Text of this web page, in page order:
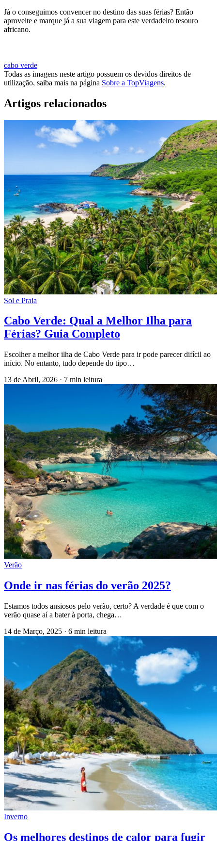
Já o conseguimos convencer no destino das suas férias? Então
aproveite e marque já a sua viagem para este verdadeiro tesouro
africano.
cabo verde
Todas as imagens neste artigo possuem os devidos direitos de
utilização, saiba mais na página Sobre a TopViagens.
Artigos relacionados
Sol e Praia
Cabo Verde: Qual a Melhor Ilha para
Férias? Guia Completo
Escolher a melhor ilha de Cabo Verde para ir pode parecer difícil ao
início. No entanto, tudo depende do tipo…
13 de Abril, 2026 · 7 min leitura
Verão
Onde ir nas férias do verão 2025?
Estamos todos ansiosos pelo verão, certo? A verdade é que com o
verão quase aí a bater à porta, chega…
14 de Março, 2025 · 6 min leitura
Inverno
Os melhores destinos de calor para fugir